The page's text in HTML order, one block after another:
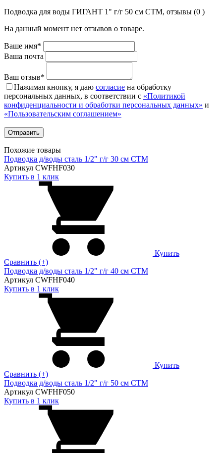
Подводка для воды ГИГАНТ 1" г/г 50 см СТМ, отзывы (0 )
На данный момент нет отзывов о товаре.
Ваше имя*
Ваша почта
Ваш отзыв*
Нажимая кнопку, я даю согласие на обработку
персональных данных, в соответствии с «Политикой
конфиденциальности и обработки персональных данных» и
«Пользовательским соглашением»
Похожие товары
Подводка д/воды сталь 1/2" г/г 30 cм CTM
Артикул CWFHF030
Купить в 1 клик
Купить
Сравнить (+)
Подводка д/воды сталь 1/2" г/г 40 cм CTM
Артикул CWFHF040
Купить в 1 клик
Купить
Сравнить (+)
Подводка д/воды сталь 1/2" г/г 50 cм CTM
Артикул CWFHF050
Купить в 1 клик